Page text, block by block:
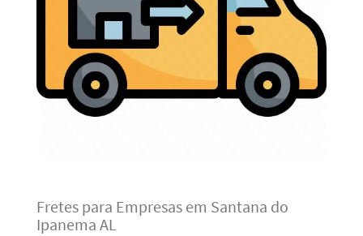
Fretes para Empresas em Santana do
Ipanema AL